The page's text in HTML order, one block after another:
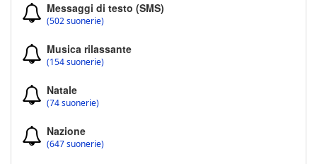
Messaggi di testo (SMS)
(502 suonerie)
Musica rilassante
(154 suonerie)
Natale
(74 suonerie)
Nazione
(647 suonerie)